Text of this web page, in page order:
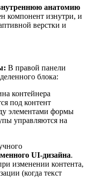
анатомию
компонент изнутри, и
верстки и
В правой панели
блока:
контейнера
под контент
элементами формы
управляются на
UI-дизайна.
изменении контента,
(когда текст